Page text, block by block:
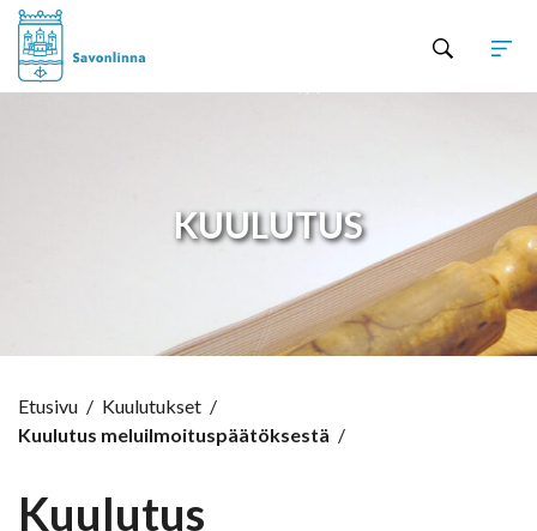
KUULUTUS
Etusivu / Kuulutukset /
Kuulutus meluilmoituspäätöksestä /
Kuulutus